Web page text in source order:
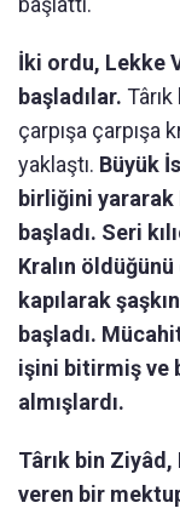
İki ordu, Lekke
başladılar.
çarpışa çarpışa
yaklaştı. Büyük
birliğini yararak
başladı. Seri
Kralın
kapılarak
başladı.
işini bitirmiş ve
almışlardı.
Târık bin
veren bir